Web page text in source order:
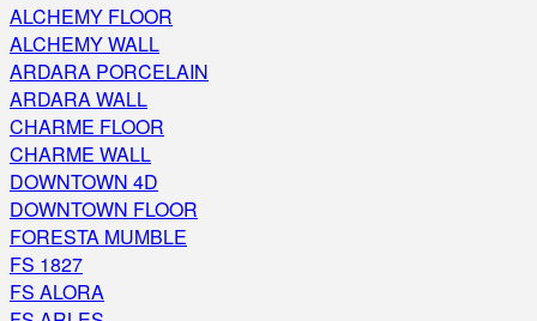
ALCHEMY FLOOR
ALCHEMY WALL
ARDARA PORCELAIN
ARDARA WALL
CHARME FLOOR
CHARME WALL
DOWNTOWN 4D
DOWNTOWN FLOOR
FORESTA MUMBLE
FS 1827
FS ALORA